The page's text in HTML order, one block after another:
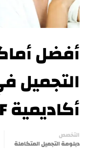
أفضل
أكاديمية EIF
التخصص
دبلومة التجميل المتكاملة